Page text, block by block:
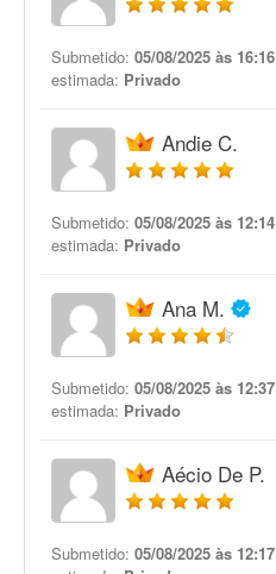
Submetido: 05/08/2025 às 16:16
estimada: Privado
Andie C.
Submetido: 05/08/2025 às 12:14
estimada: Privado
Ana M.
Submetido: 05/08/2025 às 12:37
estimada: Privado
Aécio De P.
Submetido: 05/08/2025 às 12:17